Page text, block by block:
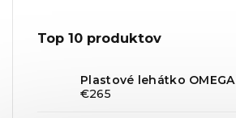
Top 10 produktov
Plastové lehátko OMEGA
€265